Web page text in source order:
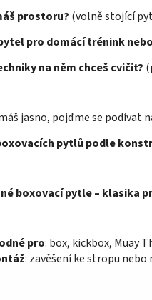
prostoru? (volně stojící
pro domácí trénink
na něm chceš cvičit?
jasno, pojďme se podívat
pytlů podle
boxovací pytle – klasika
pro: box, kickbox, Muay
: zavěšení ke stropu